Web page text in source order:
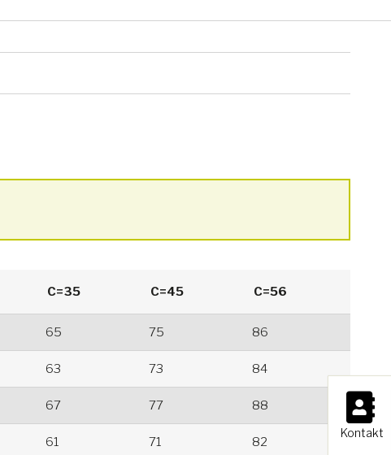
×
Kontakt
C=35 C=45 C=56
65 75 86
63 73 84
67 77 88
61 71 82